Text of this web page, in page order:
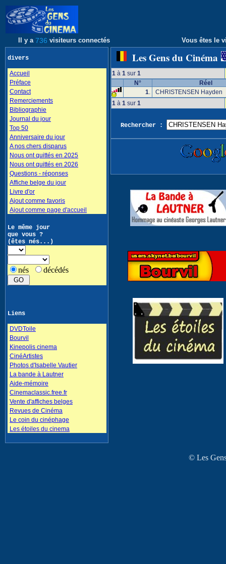
Il y a 736 visiteurs connectés Vous êtes le
divers
Accueil
Préface
Contact
Remerciements
Bibliographie
Journal du jour
Top 50
Anniversaire du jour
A nos chers disparus
Nous ont quittés en 2025
Nous ont quittés en 2026
Questions - réponses
Affiche belge du jour
Livre d'or
Ajout comme favoris
Ajout comme page d'accueil
Le même jour
que vous ?
(êtes nés...)
nés décédés
Liens
DVDToile
Bourvil
Kinepolis cinema
CinéArtistes
Photos d'Isabelle Vautier
La bande à Lautner
Aide-mémoire
Cinemaclassic.free.fr
Vente d'affiches belges
Revues de Cinéma
Le coin du cinéphage
Les étoiles du cinema
Les Gens du Cinéma
1 à 1 sur 1
N°
Réel
1.
CHRISTENSEN Hayden
1 à 1 sur 1
Rechercher :
© Les